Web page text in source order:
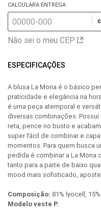
CALCULARA ENTREGA
Não sei o meu CEP
ESPECIFICAÇÕES
A blusa La Mona é o básico
praticidade e elegância na
é uma peça atemporal e
diversas combinações.
reta, pence no busto e
super fácil de combinar e
momentos. Para quem busca
pedida é combinar a La Mona
tanto para a parte de baixo
mood mais sofisticado,
Composição: 81% lyocell,
Modelo veste P.